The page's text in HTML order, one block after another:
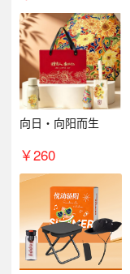
向日・向阳而生
￥260